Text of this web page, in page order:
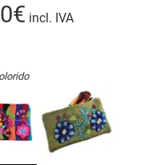
incl. IVA